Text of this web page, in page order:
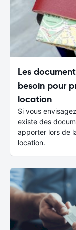
Les
besoin pour
location
Si vous
existe des
apporter lors de
location.